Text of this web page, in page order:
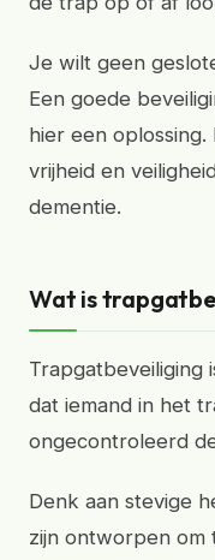
Je wilt geen
Een goede
hier een
vrijheid en
dementie.
Wat is
Trapgatbeveiliging
dat iemand in het
ongecontroleerd
Denk aan stevige
zijn ontworpen om